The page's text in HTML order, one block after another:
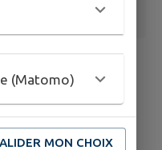
(Matomo)
MON CHOIX